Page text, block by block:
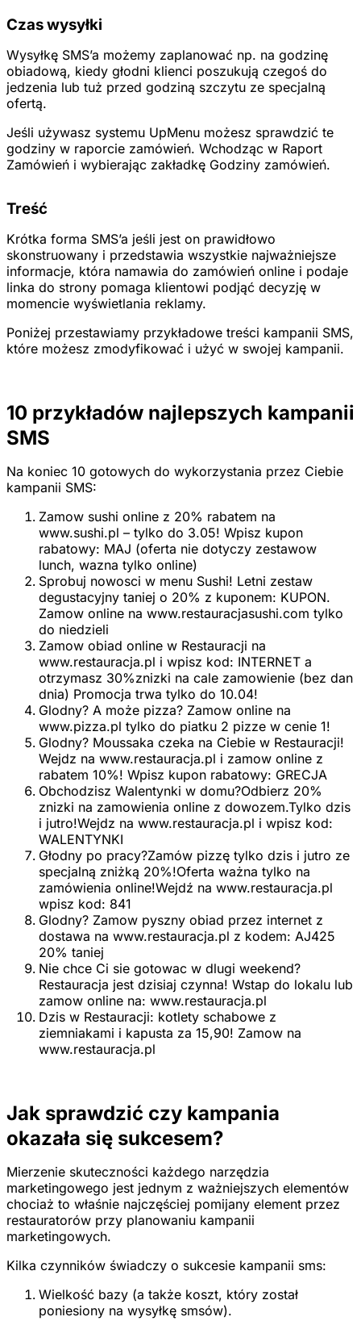
Czas wysyłki
Wysyłkę SMS’a możemy zaplanować np. na godzinę
obiadową, kiedy głodni klienci poszukują czegoś do
jedzenia lub tuż przed godziną szczytu ze specjalną
ofertą.
Jeśli używasz systemu UpMenu możesz sprawdzić te
godziny w raporcie zamówień. Wchodząc w Raport
Zamówień i wybierając zakładkę Godziny zamówień.
Treść
Krótka forma SMS’a jeśli jest on prawidłowo
skonstruowany i przedstawia wszystkie najważniejsze
informacje, która namawia do zamówień online i podaje
linka do strony pomaga klientowi podjąć decyzję w
momencie wyświetlania reklamy.
Poniżej przestawiamy przykładowe treści kampanii SMS,
które możesz zmodyfikować i użyć w swojej kampanii.
10 przykładów najlepszych kampanii
SMS
Na koniec 10 gotowych do wykorzystania przez Ciebie
kampanii SMS:
Zamow sushi online z 20% rabatem na
www.sushi.pl – tylko do 3.05! Wpisz kupon
rabatowy: MAJ (oferta nie dotyczy zestawow
lunch, wazna tylko online)
Sprobuj nowosci w menu Sushi! Letni zestaw
degustacyjny taniej o 20% z kuponem: KUPON.
Zamow online na www.restauracjasushi.com tylko
do niedzieli
Zamow obiad online w Restauracji na
www.restauracja.pl i wpisz kod: INTERNET a
otrzymasz 30%znizki na cale zamowienie (bez dan
dnia) Promocja trwa tylko do 10.04!
Glodny? A może pizza? Zamow online na
www.pizza.pl tylko do piatku 2 pizze w cenie 1!
Glodny? Moussaka czeka na Ciebie w Restauracji!
Wejdz na www.restauracja.pl i zamow online z
rabatem 10%! Wpisz kupon rabatowy: GRECJA
Obchodzisz Walentynki w domu?Odbierz 20%
znizki na zamowienia online z dowozem.Tylko dzis
i jutro!Wejdz na www.restauracja.pl i wpisz kod:
WALENTYNKI
Głodny po pracy?Zamów pizzę tylko dzis i jutro ze
specjalną zniżką 20%!Oferta ważna tylko na
zamówienia online!Wejdź na www.restauracja.pl
wpisz kod: 841
Glodny? Zamow pyszny obiad przez internet z
dostawa na www.restauracja.pl z kodem: AJ425
20% taniej
Nie chce Ci sie gotowac w dlugi weekend?
Restauracja jest dzisiaj czynna! Wstap do lokalu lub
zamow online na: www.restauracja.pl
Dzis w Restauracji: kotlety schabowe z
ziemniakami i kapusta za 15,90! Zamow na
www.restauracja.pl
Jak sprawdzić czy kampania
okazała się sukcesem?
Mierzenie skuteczności każdego narzędzia
marketingowego jest jednym z ważniejszych elementów
chociaż to właśnie najczęściej pomijany element przez
restauratorów przy planowaniu kampanii
marketingowych.
Kilka czynników świadczy o sukcesie kampanii sms:
Wielkość bazy (a także koszt, który został
poniesiony na wysyłkę smsów).